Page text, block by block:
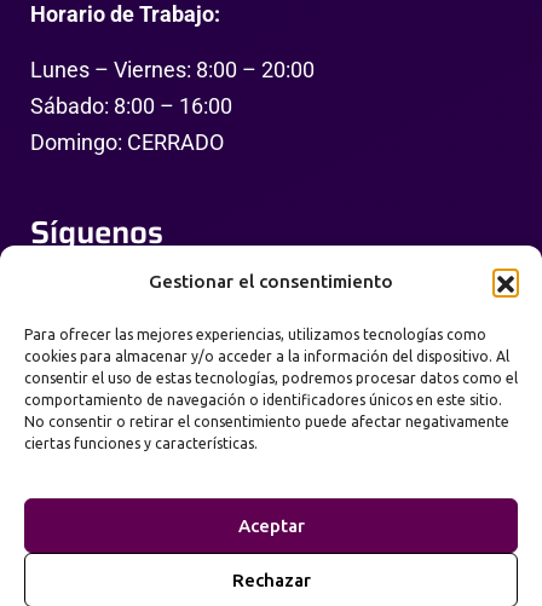
Gestionar el consentimiento
Para ofrecer las mejores experiencias, utilizamos tecnologías como
cookies para almacenar y/o acceder a la información del dispositivo. Al
consentir el uso de estas tecnologías, podremos procesar datos como el
comportamiento de navegación o identificadores únicos en este sitio.
No consentir o retirar el consentimiento puede afectar negativamente
ciertas funciones y características.
Aceptar
Rechazar
Horario de Trabajo:
Lunes – Viernes: 8:00 – 20:00
Sábado: 8:00 – 16:00
Domingo: CERRADO
Síguenos
Términos de Uso
Mapa del Sitio